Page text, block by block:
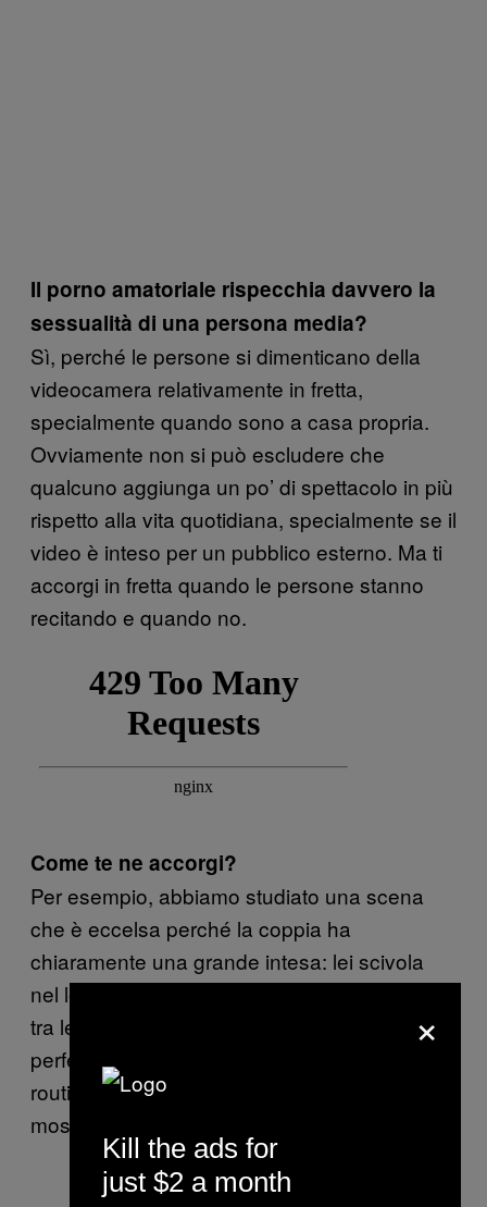
Il porno amatoriale rispecchia davvero la
sessualità di una persona media?
Sì, perché le persone si dimenticano della
videocamera relativamente in fretta,
specialmente quando sono a casa propria.
Ovviamente non si può escludere che
qualcuno aggiunga un po’ di spettacolo in più
rispetto alla vita quotidiana, specialmente se il
video è inteso per un pubblico esterno. Ma ti
accorgi in fretta quando le persone stanno
recitando e quando no.
Come te ne accorgi?
Per esempio, abbiamo studiato una scena
che è eccelsa perché la coppia ha
chiaramente una grande intesa: lei scivola
nel letto e lui le afferra il sedere passandole
tra le gambe. Sono coordinati in modo così
perfetto che non può essere recitata; è più
routine. Probabilmente lei fa quella stessa
mossa ogni volta che fanno sesso.
×
Kill the ads for
just $2 a month